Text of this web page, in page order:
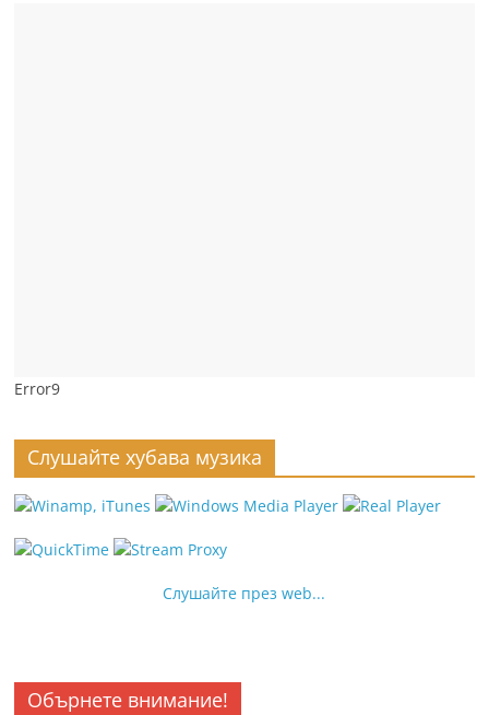
Error9
Слушайте хубава музика
Слушайте през web...
Обърнете внимание!